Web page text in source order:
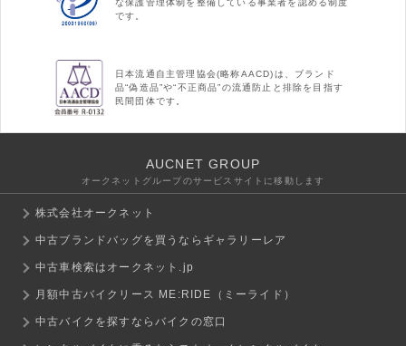
な保護管理体制を整備している事業者を認める制度
です。
日本流通自主管理協会(略称AACD)は、ブランド
品“偽造品”や“不正商品”の流通防止と排除を目指す
民間団体です。
AUCNET GROUP
オークネットグループのサービスサイトに移動します
株式会社オークネット
中古ブランドバッグを買うならギャラリーレア
中古車検索はオークネット.jp
月額中古バイクリース ME:RIDE（ミーライド）
中古バイクを探すならバイクの窓口